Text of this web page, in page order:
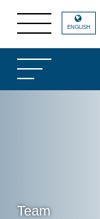
Team
ENGLISH